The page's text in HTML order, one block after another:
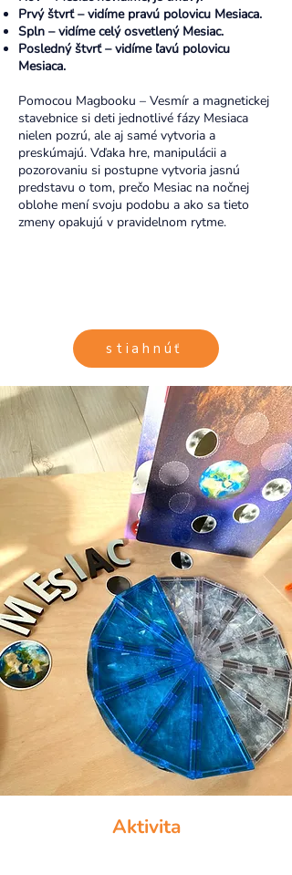
Prvý štvrť – vidíme pravú polovicu Mesiaca.
Spln – vidíme celý osvetlený Mesiac.
Posledný štvrť – vidíme ľavú polovicu
Mesiaca.
Pomocou Magbooku – Vesmír a magnetickej
stavebnice si deti jednotlivé fázy Mesiaca
nielen pozrú, ale aj samé vytvoria a
preskúmajú. Vďaka hre, manipulácii a
pozorovaniu si postupne vytvoria jasnú
predstavu o tom, prečo Mesiac na nočnej
oblohe mení svoju podobu a ako sa tieto
zmeny opakujú v pravidelnom rytme.
stiahnúť
Aktivita